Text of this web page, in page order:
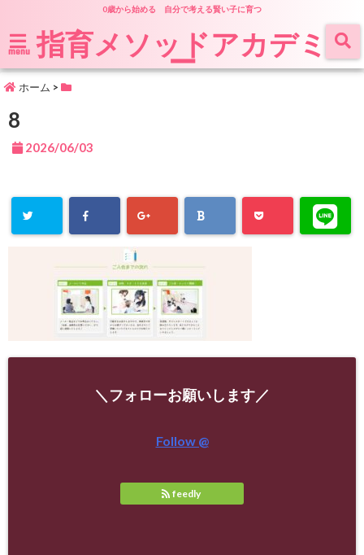
0歳から始める 自分で考える賢い子に育つ
menu 指育メソッドアカデミ
ー
ホーム >
8
2026/06/03
＼フォローお願いします／
Follow @
feedly